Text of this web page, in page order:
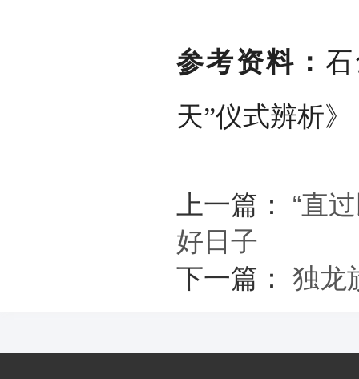
参考资料：
天”仪式辨析》
上一篇： “直
好日子
下一篇： 独龙